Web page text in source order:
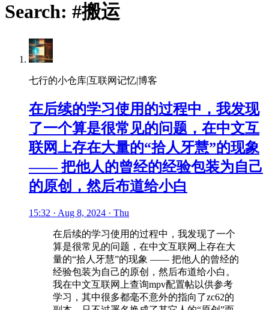
Search: #搬运
七行的小仓库|互联网记忆|博客
在后续的学习使用的过程中，我发现
了一个算是很常见的问题，在中文互
联网上存在大量的“拾人牙慧”的现象
—— 把他人的曾经的经验包装为自己
的原创，然后布道给小白
15:32 · Aug 8, 2024 · Thu
在后续的学习使用的过程中，我发现了一个
算是很常见的问题，在中文互联网上存在大
量的“拾人牙慧”的现象 —— 把他人的曾经的
经验包装为自己的原创，然后布道给小白。
我在中文互联网上查询mpv配置帖以供参考
学习，其中很多都毫不意外的指向了zc62的